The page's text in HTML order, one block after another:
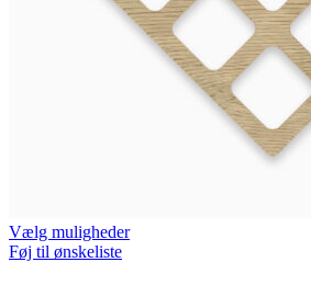
Vælg muligheder
Føj til ønskeliste